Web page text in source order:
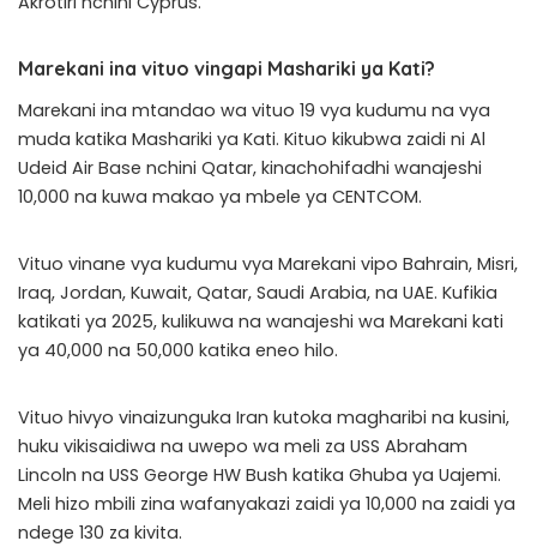
Marekani ina vituo vingapi Mashariki ya Kati?
Marekani ina mtandao wa vituo 19 vya kudumu na vya
muda katika Mashariki ya Kati. Kituo kikubwa zaidi ni Al
Udeid Air Base nchini Qatar, kinachohifadhi wanajeshi
10,000 na kuwa makao ya mbele ya CENTCOM.
Vituo vinane vya kudumu vya Marekani vipo Bahrain, Misri,
Iraq, Jordan, Kuwait, Qatar, Saudi Arabia, na UAE. Kufikia
katikati ya 2025, kulikuwa na wanajeshi wa Marekani kati
ya 40,000 na 50,000 katika eneo hilo.
Vituo hivyo vinaizunguka Iran kutoka magharibi na kusini,
huku vikisaidiwa na uwepo wa meli za USS Abraham
Lincoln na USS George HW Bush katika Ghuba ya Uajemi.
Meli hizo mbili zina wafanyakazi zaidi ya 10,000 na zaidi ya
ndege 130 za kivita.